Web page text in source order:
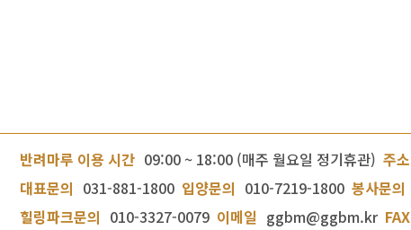
반려마루 이용 시간 09:00 ~ 18:00 (매주 월요일 정기휴관) 주소
대표문의 031-881-1800 입양문의 010-7219-1800 봉사문의
힐링파크문의 010-3327-0079 이메일 ggbm@ggbm.kr FAX